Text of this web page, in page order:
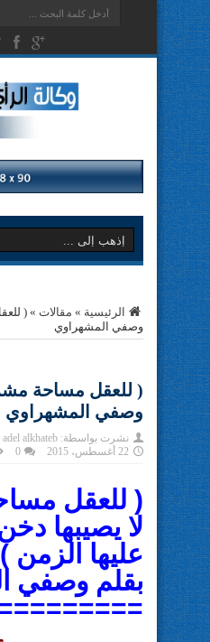
الرئيسية » مقالات »
(
وصفي المشهراوي
( للعقل مساحة
وصفي المشهراوي
نشرت بواسطة: adel alkhateb
22 أغسطس، 2015
0
( للعقل
لا يصيبها
عليها الزمن )
بقلم وصفي